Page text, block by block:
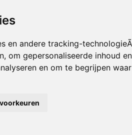
en andere tracking-
om gepersonaliseerde inhoud
en om te begrijpen